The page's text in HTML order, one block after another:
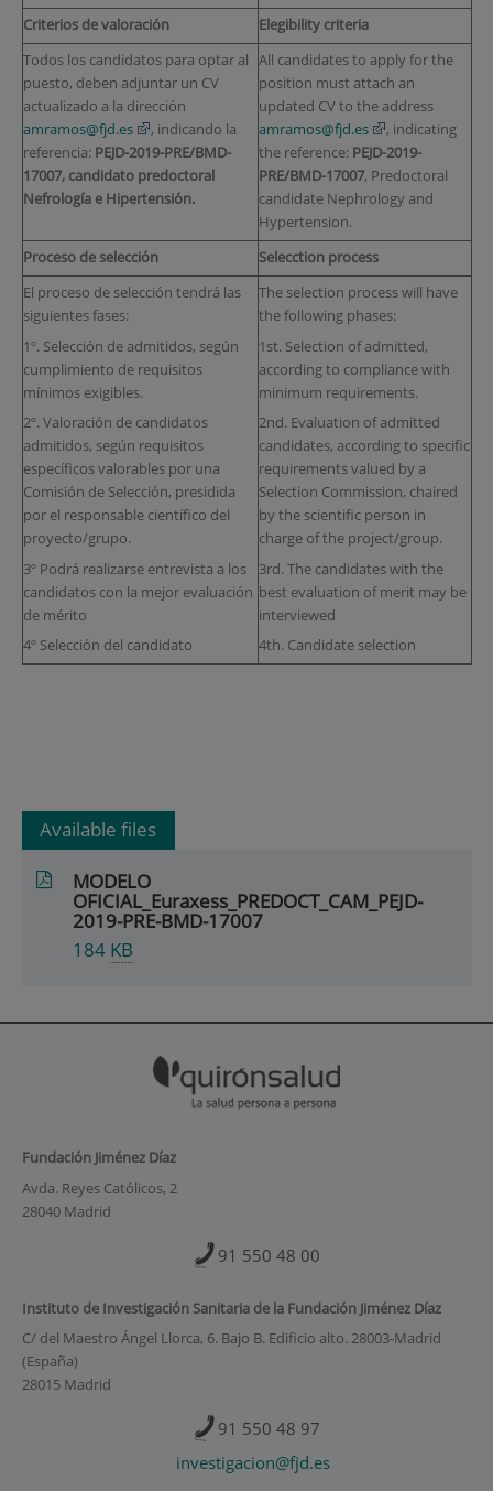
Criterios de valoración
Elegibility criteria
Todos los candidatos para optar al
puesto, deben adjuntar un CV
actualizado a la dirección
amramos@fjd.es
, indicando la
referencia: PEJD-2019-PRE/BMD-
17007, candidato predoctoral
Nefrología e Hipertensión.
All candidates to apply for the
position must attach an
updated CV to the address
amramos@fjd.es
, indicating
the reference: PEJD-2019-
PRE/BMD-17007, Predoctoral
candidate Nephrology and
Hypertension.
Proceso de selección
Selecction process
El proceso de selección tendrá las
siguientes fases:
1º. Selección de admitidos, según
cumplimiento de requisitos
mínimos exigibles.
2º. Valoración de candidatos
admitidos, según requisitos
específicos valorables por una
Comisión de Selección, presidida
por el responsable científico del
proyecto/grupo.
3º Podrá realizarse entrevista a los
candidatos con la mejor evaluación
de mérito
4º Selección del candidato
The selection process will have
the following phases:
1st. Selection of admitted,
according to compliance with
minimum requirements.
2nd. Evaluation of admitted
candidates, according to specific
requirements valued by a
Selection Commission, chaired
by the scientific person in
charge of the project/group.
3rd. The candidates with the
best evaluation of merit may be
interviewed
4th. Candidate selection
Available files
MODELO
OFICIAL_Euraxess_PREDOCT_CAM_PEJD-
2019-PRE-BMD-17007
184 KB
Fundación Jiménez Díaz
Avda. Reyes Católicos, 2
28040 Madrid
91 550 48 00
Instituto de Investigación Sanitaria de la Fundación Jiménez Díaz
C/ del Maestro Ángel Llorca, 6. Bajo B. Edificio alto. 28003-Madrid
(España)
28015 Madrid
91 550 48 97
investigacion@fjd.es